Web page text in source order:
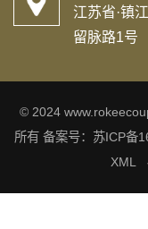
江苏省·镇
留脉路1号
© 2024
所有 备案号： 苏ICP备
XML
·